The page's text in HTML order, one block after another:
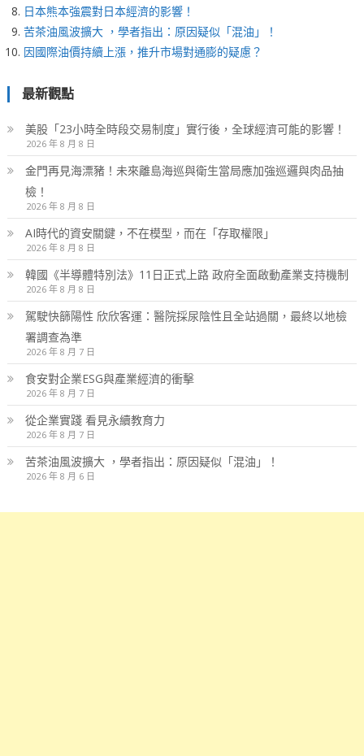
日本熊本強震對日本經濟的影響！
苦茶油風波擴大 ，學者指出：原因疑似「混油」！
因國際油價持續上漲，推升市場對通膨的疑慮？
最新觀點
美股「23小時全時段交易制度」實行後，全球經濟可能的影響！
2026 年 8 月 8 日
金門再見海漂豬！未來離島海巡與衛生當局應加強巡邏與肉品抽
檢！
2026 年 8 月 8 日
AI時代的資安關鍵，不在模型，而在「存取權限」
2026 年 8 月 8 日
韓國《半導體特別法》11日正式上路 政府全面啟動產業支持機制
2026 年 8 月 8 日
駕駛快篩陽性 欣欣客運：醫院採尿陰性且全站過關，最終以地檢
署調查為準
2026 年 8 月 7 日
食安對企業ESG與產業經濟的衝擊
2026 年 8 月 7 日
從企業實踐 看見永續教育力
2026 年 8 月 7 日
苦茶油風波擴大 ，學者指出：原因疑似「混油」！
2026 年 8 月 6 日